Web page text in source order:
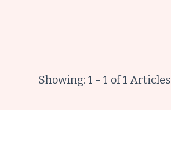
Showing: 1 - 1 of 1 Articles